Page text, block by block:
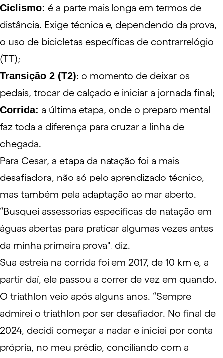
Ciclismo: é a parte mais longa em termos de
distância. Exige técnica e, dependendo da prova,
o uso de bicicletas específicas de contrarrelógio
(TT);
Transição 2 (T2): o momento de deixar os
pedais, trocar de calçado e iniciar a jornada final;
Corrida: a última etapa, onde o preparo mental
faz toda a diferença para cruzar a linha de
chegada.
Para Cesar, a etapa da natação foi a mais
desafiadora, não só pelo aprendizado técnico,
mas também pela adaptação ao mar aberto.
“Busquei assessorias específicas de natação em
águas abertas para praticar algumas vezes antes
da minha primeira prova", diz.
Sua estreia na corrida foi em 2017, de 10 km e, a
partir daí, ele passou a correr de vez em quando.
O triathlon veio após alguns anos. “Sempre
admirei o triathlon por ser desafiador. No final de
2024, decidi começar a nadar e iniciei por conta
própria, no meu prédio, conciliando com a